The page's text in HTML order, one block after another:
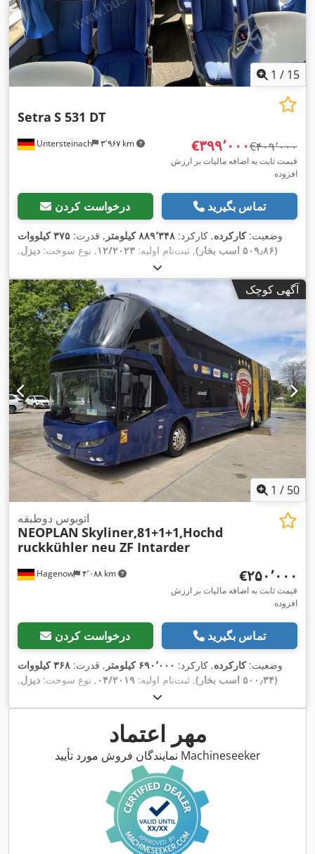
1 / 15
Untersteinach ۳٬۹۶۷ km
Setra S 531 DT
‎€۳۹۹٬۰۰۰ ‎€۴۰۹٬۰۰۰
قیمت ثابت به اضافه مالیات بر ارزش
افزوده
درخواست کردن تماس بگیرید
وضعیت:کارکرده, کارکرد: ۸۸۹٬۳۴۸ کیلومتر , قدرت:
۳۷۵ کیلووات
(۵۰۹٫۸۶ اسب بخار)
, ثبت‌نام اولیه: ۱۲/۲۰۲۳, نوع سوخت: دیزل,
, نوع چرخ‌دنده:خودکار
سفید, ترمزها:رتاردر, سال ساخت:۲۰۲۳, تجهیزات:اِی‌بی‌اِس‎, برنامه
پایداری الکترونیکی (ESP), تهویه مطبوع, سیستم ایموبیلایزر, فرمان
هیدرولیک, قفل مرکزی, چراغ مه شکن, کروز کنترل, کنترل کشش
آگهی کوچک
1 / 50
Hagenow ۴٬۰۸۸ km
اتوبوس دوطبقه
NEOPLAN Skyliner,81+1+1,Hochd
ruckkühler neu ZF Intarder
‎€۲۵۰٬۰۰۰
قیمت ثابت به اضافه مالیات بر ارزش
افزوده
درخواست کردن تماس بگیرید
وضعیت:کارکرده, کارکرد: ۶۹۰٬۰۰۰ کیلومتر , قدرت:
۳۶۸ کیلووات
(۵۰۰٫۳۴ اسب بخار)
, ثبت‌نام اولیه: ۰۴/۲۰۱۹ , نوع سوخت: دیزل,
, نوع چرخ‌دنده:
۰۴/۲۰۲۷
, کلاس انتشار:یورو ۶ , رنگ:سفید, ترمزها:رتاردر, تجهیزات:
آشپزخانه روی برد, اِی‌بی‌اِس‎, بخاری پارکینگ, برنامه پایداری
الکترونیکی (ESP), تهویه مطبوع, حمام, سیستم ناوبری, فیلتر دوده
مهر اعتماد
نمایندگان فروش مورد تأیید Machineseeker